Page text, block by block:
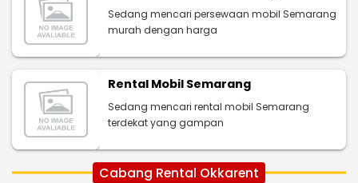
Sedang mencari persewaan mobil Semarang
murah dengan harga
Rental Mobil Semarang
Sedang mencari rental mobil Semarang
terdekat yang gampan
Cabang Rental Okkarent